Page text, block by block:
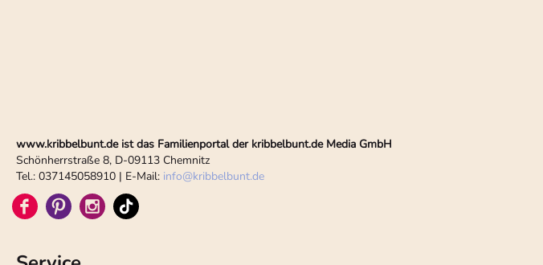
www.kribbelbunt.de ist das Familienportal der kribbelbunt.de Media GmbH
Schönherrstraße 8, D-09113 Chemnitz
Tel.: 037145058910 | E-Mail: info@kribbelbunt.de